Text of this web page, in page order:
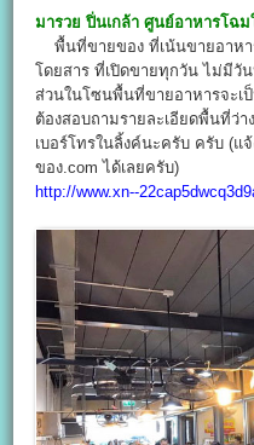
มารวย ปิ่นเกล้า ศูนย์อาหารโฉ
พื้นที่ขายของ ที่เน้นขายอาหา
โดยสาร ที่เปิดขายทุกวัน ไม่มีวั
ส่วนในโซนพื้นที่ขายอาหารจะเ
ต้องสอบถามรายละเอียดพื้นที่ว่
เบอร์โทรในลิ้งค์นะครับ ครับ (แ
ของ.com ได้เลยครับ)
http://www.xn--